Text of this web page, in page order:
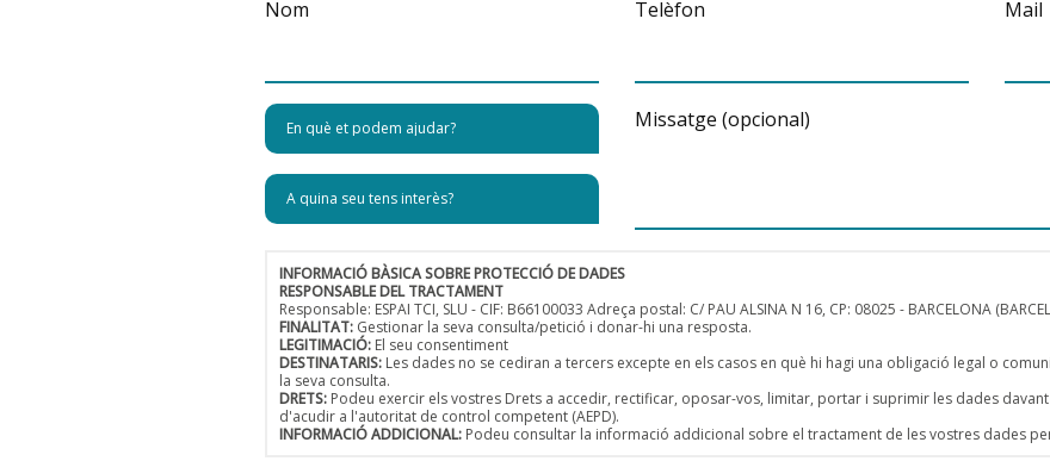
Nom Telèfon Mail
Missatge (opcional)
INFORMACIÓ BÀSICA SOBRE PROTECCIÓ DE DADES
RESPONSABLE DEL TRACTAMENT
Responsable: ESPAI TCI, SLU - CIF: B66100033 Adreça postal: C/ PAU ALSINA N 16, CP: 08025 - BARCELONA
FINALITAT: Gestionar la seva consulta/petició i donar-hi una resposta.
LEGITIMACIÓ: El seu consentiment
DESTINATARIS: Les dades no se cediran a tercers excepte en els casos en què hi hagi una obligació legal o
la seva consulta.
DRETS: Podeu exercir els vostres Drets a accedir, rectificar, oposar-vos, limitar, portar i suprimir les dades
d'acudir a l'autoritat de control competent (AEPD).
INFORMACIÓ ADDICIONAL: Podeu consultar la informació addicional sobre el tractament de les vostres dades